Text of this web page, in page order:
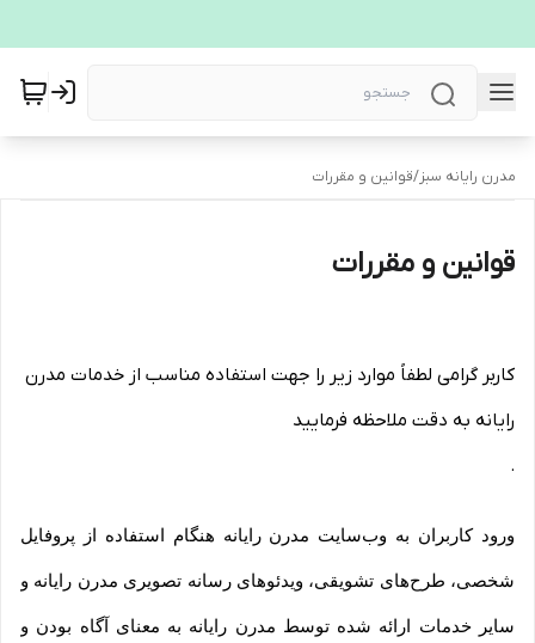
مدرن رایانه سبز/قوانین و مقررات
قوانین و مقررات
کاربر گرامی لطفاً موارد زیر را جهت استفاده مناسب از خدمات مدرن
رایانه به دقت ملاحظه فرمایید
.
ورود کاربران به وب‏‌سایت مدرن رایانه هنگام استفاده از پروفایل
شخصی، طرح‏‌های تشویقی، ویدئوهای رسانه تصویری مدرن رایانه و
سایر خدمات ارائه شده توسط مدرن رایانه به معنای آگاه بودن و